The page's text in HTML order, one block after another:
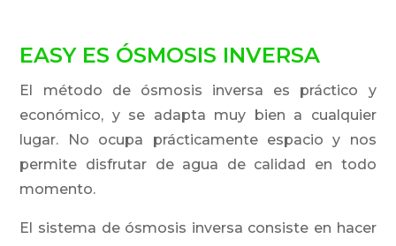
EASY ES ÓSMOSIS INVERSA
El método de ósmosis inversa es práctico y
económico, y se adapta muy bien a cualquier
lugar. No ocupa prácticamente espacio y nos
permite disfrutar de agua de calidad en todo
momento.
El sistema de ósmosis inversa consiste en hacer